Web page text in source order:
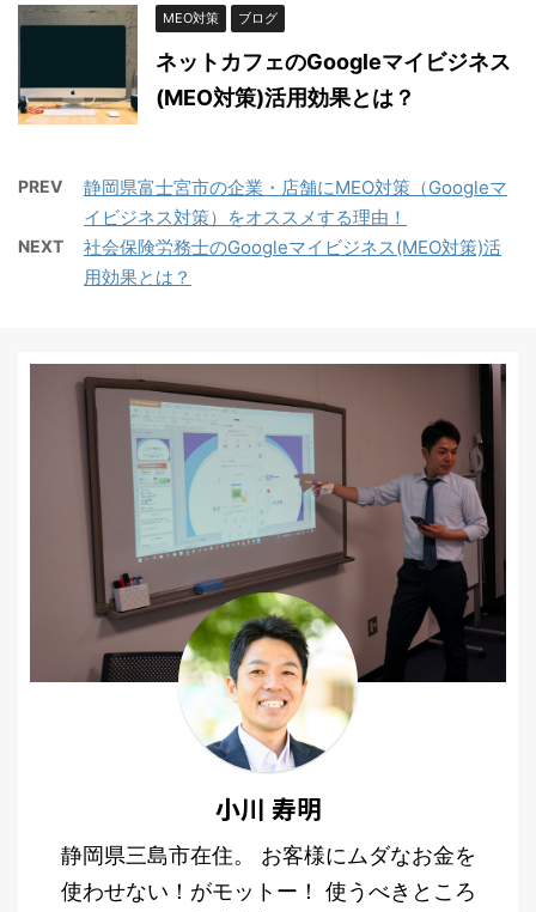
MEO対策 ブログ
ネットカフェのGoogleマイビジネス
(MEO対策)活用効果とは？
PREV
静岡県富士宮市の企業・店舗にMEO対策（Googleマ
イビジネス対策）をオススメする理由！
NEXT
社会保険労務士のGoogleマイビジネス(MEO対策)活
用効果とは？
小川 寿明
静岡県三島市在住。 お客様にムダなお金を
使わせない！がモットー！ 使うべきところ